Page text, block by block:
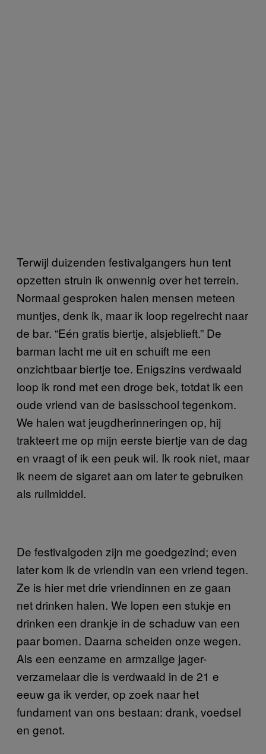
Terwijl duizenden festivalgangers hun tent
opzetten struin ik onwennig over het terrein.
Normaal gesproken halen mensen meteen
muntjes, denk ik, maar ik loop regelrecht naar
de bar. “Eén gratis biertje, alsjeblieft.” De
barman lacht me uit en schuift me een
onzichtbaar biertje toe. Enigszins verdwaald
loop ik rond met een droge bek, totdat ik een
oude vriend van de basisschool tegenkom.
We halen wat jeugdherinneringen op, hij
trakteert me op mijn eerste biertje van de dag
en vraagt of ik een peuk wil. Ik rook niet, maar
ik neem de sigaret aan om later te gebruiken
als ruilmiddel.
De festivalgoden zijn me goedgezind; even
later kom ik de vriendin van een vriend tegen.
Ze is hier met drie vriendinnen en ze gaan
net drinken halen. We lopen een stukje en
drinken een drankje in de schaduw van een
paar bomen. Daarna scheiden onze wegen.
Als een eenzame en armzalige jager-
verzamelaar die is verdwaald in de 21 e
eeuw ga ik verder, op zoek naar het
fundament van ons bestaan: drank, voedsel
en genot.